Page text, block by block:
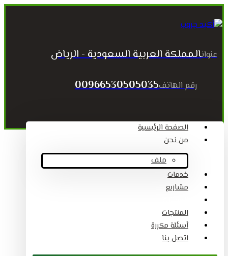
عنوانالمملكة العربية السعودية - الرياض
رقم الهاتف00966530505035
الصفحة الرئيسية
من نحن
ملف
خدمات
مشاريع
المنتجات
أسئلة مكررة
اتصل بنا